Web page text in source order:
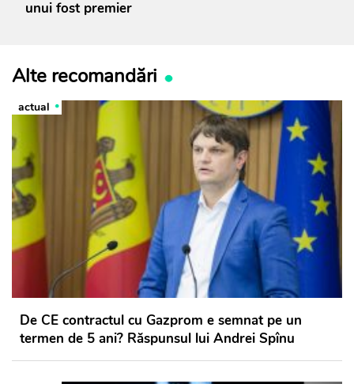
unui fost premier
Alte recomandări
actual
De CE contractul cu Gazprom e semnat pe un
termen de 5 ani? Răspunsul lui Andrei Spînu